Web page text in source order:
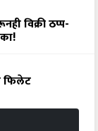
विक्री ठप्प-
फिलेट